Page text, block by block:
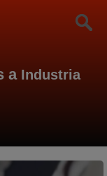
a Industria